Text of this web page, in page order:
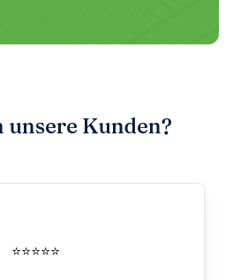
unsere Kunden?
⭐⭐⭐⭐⭐